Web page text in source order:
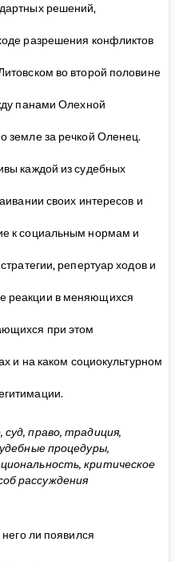
решений,
разрешения конфликтов
во второй половине
панами Олехной
земле за речкой Оленец.
каждой из судебных
своих интересов и
к социальным нормам и
репертуар ходов и
реакции в меняющихся
при этом
и на каком социокультурном
право, традиция,
процедуры,
критическое
рассуждения
ли появился